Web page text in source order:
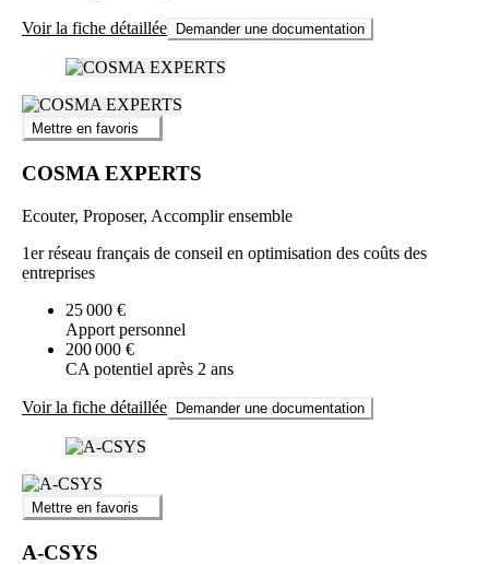
Voir la fiche détaillée Demander une documentation
Mettre en favoris
COSMA EXPERTS
Ecouter, Proposer, Accomplir ensemble
1er réseau français de conseil en optimisation des coûts des
entreprises
25 000 €
Apport personnel
200 000 €
CA potentiel après 2 ans
Voir la fiche détaillée Demander une documentation
Mettre en favoris
A-CSYS